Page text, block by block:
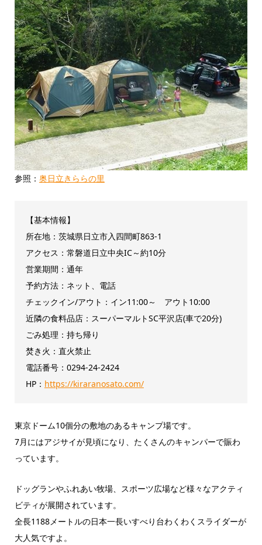
参照： 奥日立きららの里
【基本情報】
所在地：茨城県日立市入四間町863-1
アクセス：常磐道日立中央IC～約10分
営業期間：通年
予約方法：ネット、電話
チェックイン/アウト：イン11:00～ アウト10:00
近隣の食料品店：スーパーマルトSC平沢店(車で20分)
ごみ処理：持ち帰り
焚き火：直火禁止
電話番号：0294-24-2424
HP： https://kiraranosato.com/
東京ドーム10個分の敷地のあるキャンプ場です。
7月にはアジサイが見頃になり、たくさんのキャンパーで賑わ
っています。
ドッグランやふれあい牧場、スポーツ広場など様々なアクティ
ビティが展開されています。
全長1188メートルの日本一長いすべり台わくわくスライダーが
大人気ですよ。